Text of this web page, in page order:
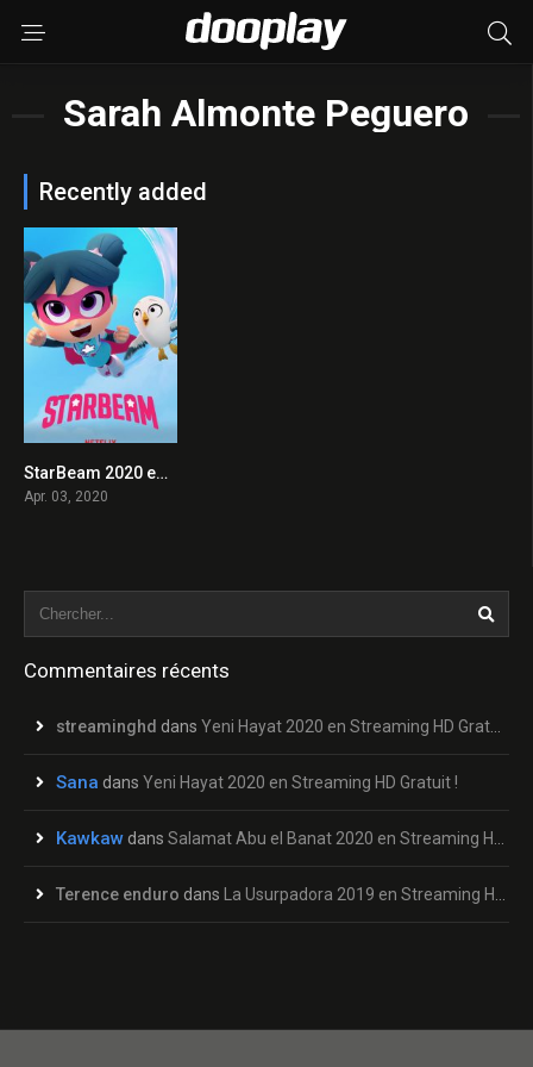
Sarah Almonte Peguero
Recently added
6.8
StarBeam 2020 en Streaming HD Gratuit !
Apr. 03, 2020
Commentaires récents
streaminghd dans Yeni Hayat 2020 en Streaming HD Gratuit !
Sana dans Yeni Hayat 2020 en Streaming HD Gratuit !
Kawkaw dans Salamat Abu el Banat 2020 en Streaming HD Gratuit !
Terence enduro dans La Usurpadora 2019 en Streaming HD Gratuit !